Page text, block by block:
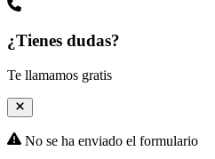
¿Tienes dudas?
Te llamamos gratis
No se ha enviado el formulario